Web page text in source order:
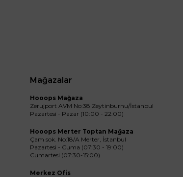
Mağazalar
Hooops Mağaza
Zerujport AVM No:38 Zeytinburnu/İstanbul
Pazartesi - Pazar (10:00 - 22:00)
Hooops Merter Toptan Mağaza
Çam sok. No:18/A Merter, İstanbul
Pazartesi - Cuma (07:30 - 19:00)
Cumartesi (07:30-15:00)
Merkez Ofis